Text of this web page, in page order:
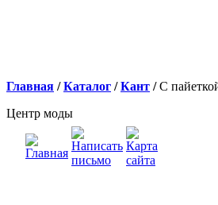
Главная /Каталог /Кант /С
Центр моды